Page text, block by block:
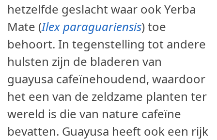
hetzelfde geslacht waar ook Yerba
Mate (Ilex paraguariensis) toe
behoort. In tegenstelling tot andere
hulsten zijn de bladeren van
guayusa cafeïnehoudend, waardoor
het een van de zeldzame planten ter
wereld is die van nature cafeïne
bevatten. Guayusa heeft ook een rijk